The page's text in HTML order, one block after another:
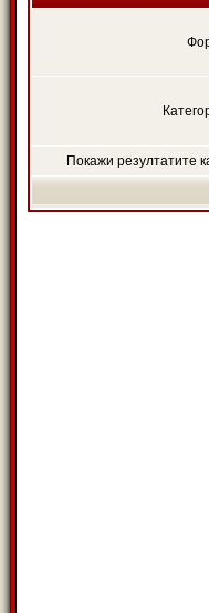
Покажи резултатите